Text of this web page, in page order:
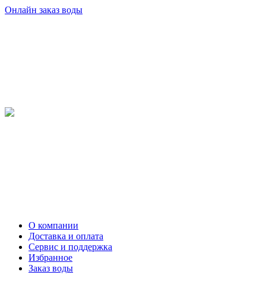
Онлайн заказ воды
О компании
Доставка и оплата
Сервис и поддержка
Избранное
Заказ воды